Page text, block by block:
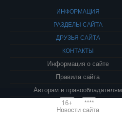
ИНФОРМАЦИЯ
РАЗДЕЛЫ САЙТА
ДРУЗЬЯ САЙТА
КОНТАКТЫ
Информация о сайте
Правила сайта
Авторам и правообладателям
16+
****
Новости сайта